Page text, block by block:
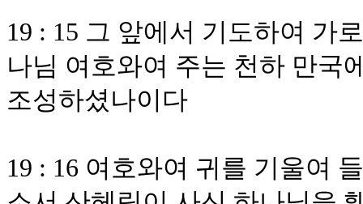
19 : 15 그 앞에서 기도하여 가
나님 여호와여 주는 천하 만국
조성하셨나이다
19 : 16 여호와여 귀를 기울여